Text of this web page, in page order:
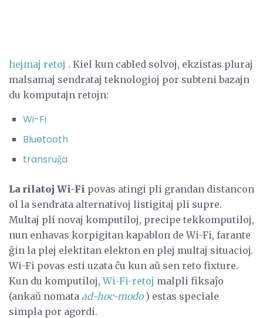
hejmaj retoj . Kiel kun cabled solvoj, ekzistas pluraj
malsamaj sendrataj teknologioj por subteni bazajn
du komputajn retojn:
Wi-Fi
Bluetooth
transruĝa
La rilatoj Wi-Fi povas atingi pli grandan distancon
ol la sendrata alternativoj listigitaj pli supre.
Multaj pli novaj komputiloj, precipe tekkomputiloj,
nun enhavas korpigitan kapablon de Wi-Fi, farante
ĝin la plej elektitan elekton en plej multaj situacioj.
Wi-Fi povas esti uzata ĉu kun aŭ sen reto fixture.
Kun du komputiloj,Wi-Fi-retoj malpli fiksaĵo
(ankaŭ nomata ad-hoc-modo) estas speciale
simpla por agordi.